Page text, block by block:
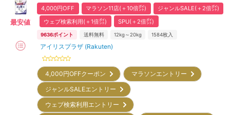
最安値
4,000円OFF マラソン11店(＋10倍㌽)
ジャンルSALE(＋2倍㌽)
ウェブ検索利用(＋1倍㌽)
SPU(＋2倍㌽)
9636ポイント 送料無料 12kg～20kg 1584枚入
アイリスプラザ (Rakuten)
4,000円OFFクーポン
マラソンエントリー
ジャンルSALEエントリー
ウェブ検索利用エントリー